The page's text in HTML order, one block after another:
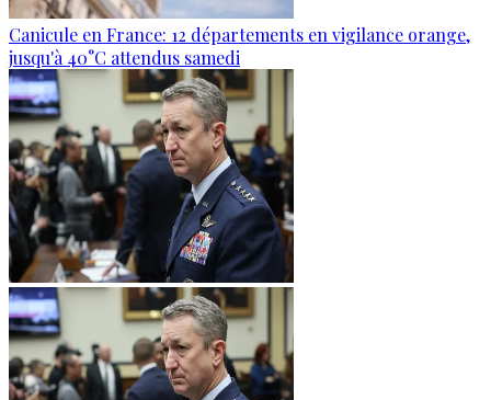
Canicule en France: 12 départements en vigilance orange,
jusqu'à 40°C attendus samedi